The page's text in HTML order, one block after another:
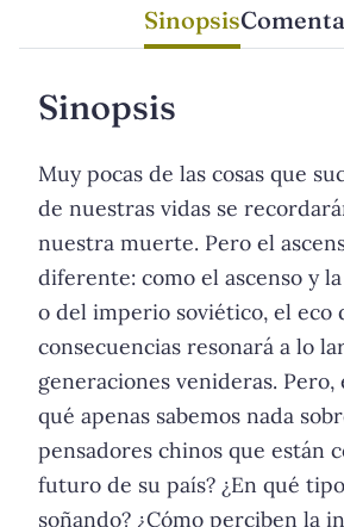
Sinopsis
Sinopsis
Muy pocas de las cosas que
de nuestras vidas se
nuestra muerte. Pero el
diferente: como el ascenso y
o del imperio soviético, el eco
consecuencias resonará a lo
generaciones venideras.
qué apenas sabemos nada
pensadores chinos que están
futuro de su país? ¿En qué
soñando? ¿Cómo perciben la